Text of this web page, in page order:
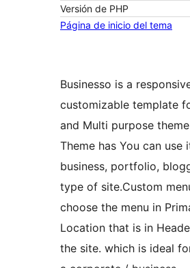
Versión de PHP
Página de inicio del tema
Businesso is a
customizable template
and Multi purpose
Theme has You can use
business, portfolio,
type of site.Custom
choose the menu in
Location that is in
the site. which is ideal